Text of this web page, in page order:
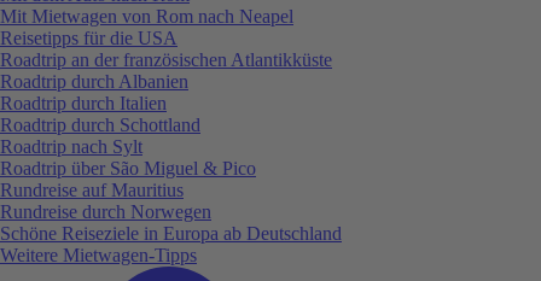
Mit Mietwagen von Rom nach Neapel
Reisetipps für die USA
Roadtrip an der französischen Atlantikküste
Roadtrip durch Albanien
Roadtrip durch Italien
Roadtrip durch Schottland
Roadtrip nach Sylt
Roadtrip über São Miguel & Pico
Rundreise auf Mauritius
Rundreise durch Norwegen
Schöne Reiseziele in Europa ab Deutschland
Weitere Mietwagen-Tipps